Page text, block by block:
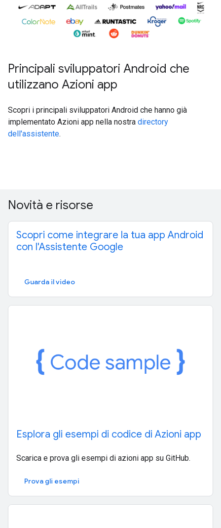
Principali sviluppatori Android che
utilizzano Azioni app
Scopri i principali sviluppatori Android che hanno già
implementato Azioni app nella nostra directory
dell'assistente.
Novità e risorse
Scopri come integrare la tua app Android
con l'Assistente Google
Guarda il video
Esplora gli esempi di codice di Azioni app
Scarica e prova gli esempi di azioni app su GitHub.
Prova gli esempi